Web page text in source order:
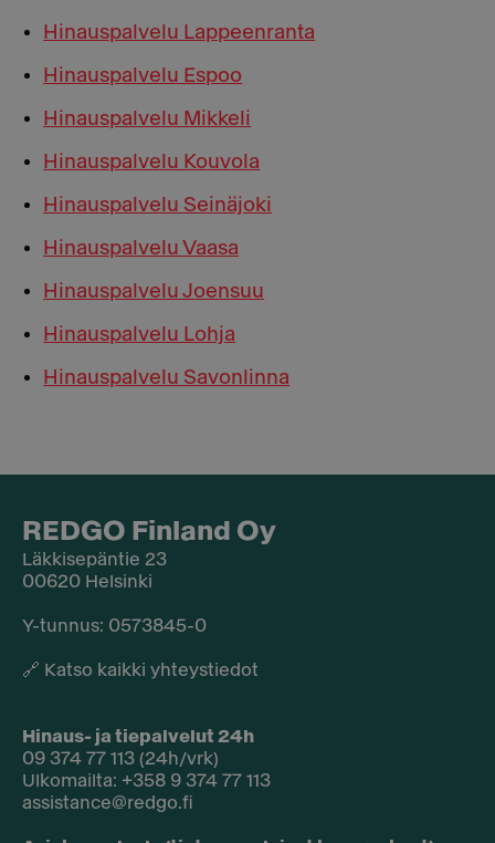
Hinauspalvelu Lappeenranta
Hinauspalvelu Espoo
Hinauspalvelu Mikkeli
Hinauspalvelu Kouvola
Hinauspalvelu Seinäjoki
Hinauspalvelu Vaasa
Hinauspalvelu Joensuu
Hinauspalvelu Lohja
Hinauspalvelu Savonlinna
REDGO Finland Oy
Läkkisepäntie 23
00620 Helsinki
Y-tunnus: 0573845-0​
🔗 Katso kaikki yhteystiedot
Hinaus- ja tiepalvelut 24h
09 374 77 113 (24h/vrk)
Ulkomailta: +358 9 374 77 113
assistance@redgo.fi